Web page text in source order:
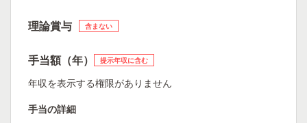
理論賞与 含まない
手当額（年） 提示年収に含む
年収を表示する権限がありません
手当の詳細